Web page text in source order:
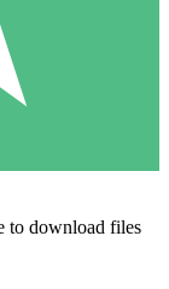
to download files